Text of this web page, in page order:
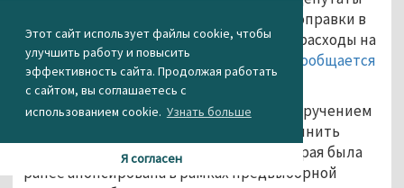
Этот сайт использует файлы cookie, чтобы
улучшить работу и повысить
эффективность сайта. Продолжая работать
с сайтом, вы соглашаетесь с
использованием cookie. Узнать больше
Я согласен
свердловского Заксобрания приняли поправки в
областной бюджет, увеличив доходы и расходы на
одинаковую сумму — 8,9 млрд рублей,
сообщается
на сайте регионального правительства.
Необходимость изменений связана с поручением
главы региона Евгения Куйвашева наполнить
программу «Пятилетка развития», которая была
ранее анонсирована в рамках предвыборной